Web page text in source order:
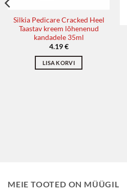
Silkia Pedicare Cracked Heel
Taastav kreem lõhenenud
kandadele 35ml
4.19€
LISA KORVI
MEIE TOOTED ON MÜÜGIL